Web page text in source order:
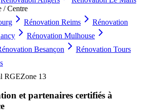
/ Centre
Rénovation Reims
Rénovation
Rénovation Mulhouse
Besançon Rénovation Tours
RGEZone 13
et partenaires certifiés à